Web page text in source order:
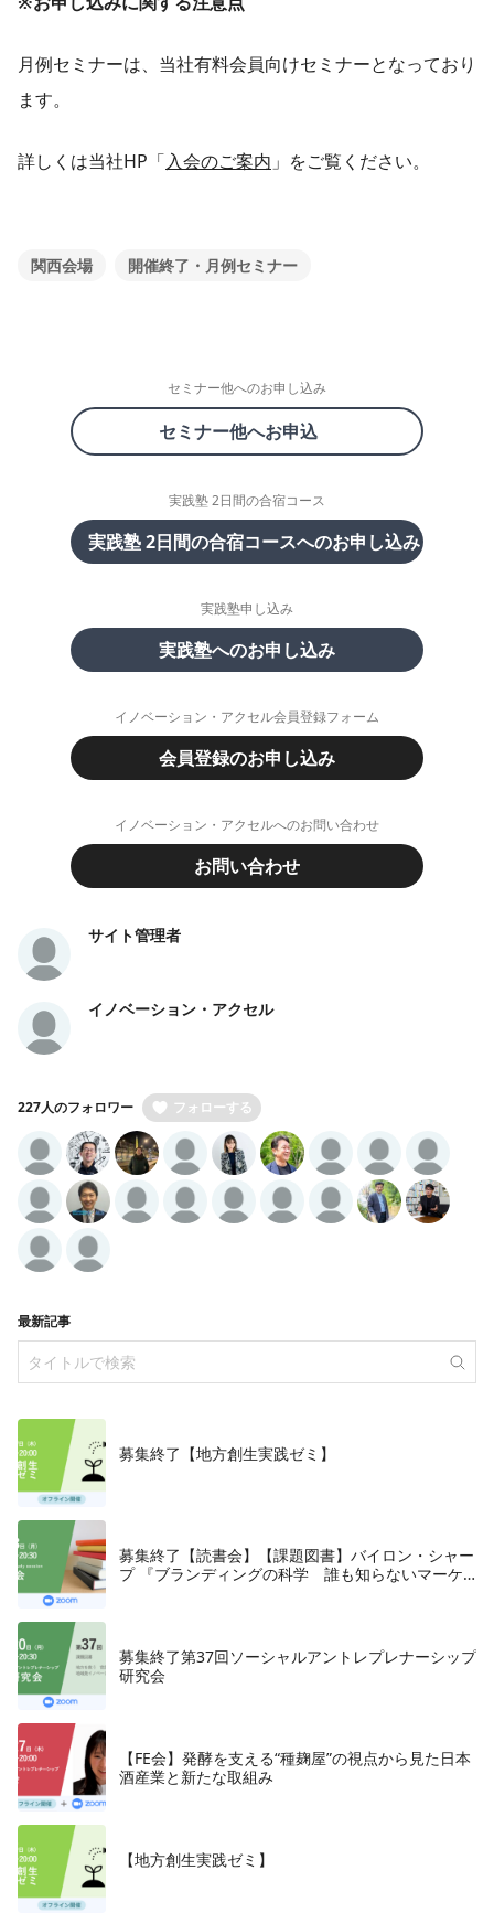
月例セミナーは、当社有料会員向けセミナーとなっており
ます。
詳しくは当社HP「入会のご案内 」をご覧ください。
関西会場 開催終了・月例セミナー
セミナー他へのお申し込み
セミナー他へお申込
実践塾 2日間の合宿コース
実践塾 2日間の合宿コースへのお申し込み
実践塾申し込み
実践塾へのお申し込み
イノベーション・アクセル会員登録フォーム
会員登録のお申し込み
イノベーション・アクセルへのお問い合わせ
お問い合わせ
サイト管理者
イノベーション・アクセル
227人のフォロワー フォローする
最新記事
募集終了【地方創生実践ゼミ】
募集終了【読書会】【課題図書】バイロン・シャー
プ 『ブランディングの科学 誰も知らないマーケ
募集終了第37回ソーシャルアントレプレナーシップ
研究会
【FE会】発酵を支える“種麹屋”の視点から見た日本
酒産業と新たな取組み
【地方創生実践ゼミ】